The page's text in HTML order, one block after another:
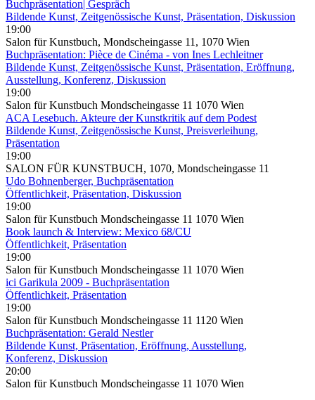
Buchpräsentation| Gespräch
Bildende Kunst, Zeitgenössische Kunst, Präsentation, Diskussion
19:00
Salon für Kunstbuch, Mondscheingasse 11, 1070 Wien
Buchpräsentation: Pièce de Cinéma - von Ines Lechleitner
Bildende Kunst, Zeitgenössische Kunst, Präsentation, Eröffnung,
Ausstellung, Konferenz, Diskussion
19:00
Salon für Kunstbuch Mondscheingasse 11 1070 Wien
ACA Lesebuch. Akteure der Kunstkritik auf dem Podest
Bildende Kunst, Zeitgenössische Kunst, Preisverleihung,
Präsentation
19:00
SALON FÜR KUNSTBUCH, 1070, Mondscheingasse 11
Udo Bohnenberger, Buchpräsentation
Öffentlichkeit, Präsentation, Diskussion
19:00
Salon für Kunstbuch Mondscheingasse 11 1070 Wien
Book launch & Interview: Mexico 68/CU
Öffentlichkeit, Präsentation
19:00
Salon für Kunstbuch Mondscheingasse 11 1070 Wien
ici Garikula 2009 - Buchpräsentation
Öffentlichkeit, Präsentation
19:00
Salon für Kunstbuch Mondscheingasse 11 1120 Wien
Buchpräsentation: Gerald Nestler
Bildende Kunst, Präsentation, Eröffnung, Ausstellung,
Konferenz, Diskussion
20:00
Salon für Kunstbuch Mondscheingasse 11 1070 Wien